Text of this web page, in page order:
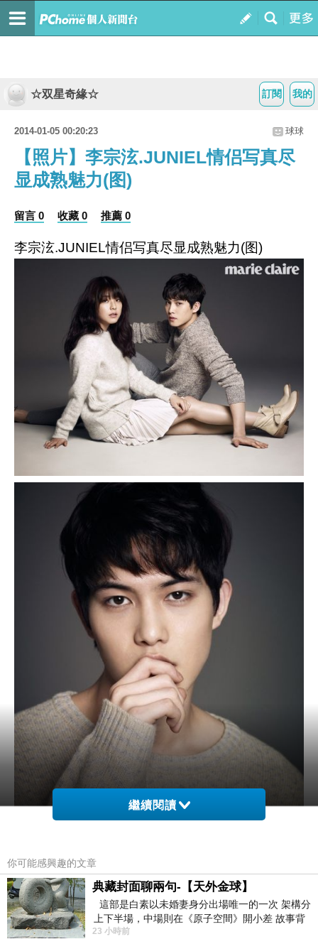
我的
訂閱
☆双星奇緣☆
2014-01-05 00:20:23 球球
【照片】李宗泫.JUNIEL情侣写真尽
显成熟魅力(图)
留言 0 收藏 0 推薦 0
李宗泫.JUNIEL情侣写真尽显成熟魅力(图)
繼續閱讀
你可能感興趣的文章
典藏封面聊兩句-【天外金球】
這部是白素以未婚妻身分出場唯一的一次 架構分
上下半場，中場則在《原子空間》開小差 故事背
景影射西藏境外流亡 地下組織
23 小時前